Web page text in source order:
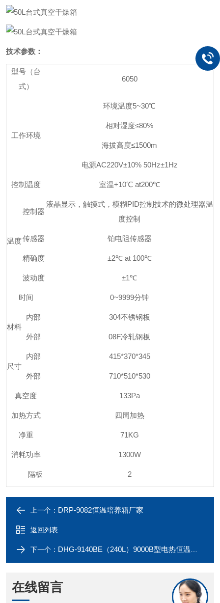
技术参数：
型号（台
式）
6050
工作环境
环境温度5~30℃
相对湿度≤80%
海拔高度≤1500m
电源AC220V±10% 50Hz±1Hz
控制温度 室温+10℃ at200℃
温度
控制器
液晶显示，触摸式，模糊PID控制技术的微处理器温
度控制
传感器 铂电阻传感器
精确度 ±2℃ at 100℃
波动度 ±1℃
时间 0~9999分钟
材料
内部 304不锈钢板
外部 08F冷轧钢板
尺寸
内部 415*370*345
外部 710*510*530
真空度 133Pa
加热方式 四周加热
净重 71KG
消耗功率 1300W
隔板 2
上一个： DRP-9082恒温培养箱厂家
返回列表
下一个： DHG-9140BE（240L）9000B型电热恒温鼓风干燥箱
在线留言